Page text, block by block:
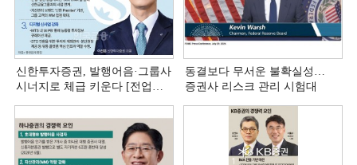
신한투자증권, 발행어음·그룹사
시너지로 체급 키운다 [전업계
동결보다 무서운 불확실성…
증권사 리스크 관리 시험대